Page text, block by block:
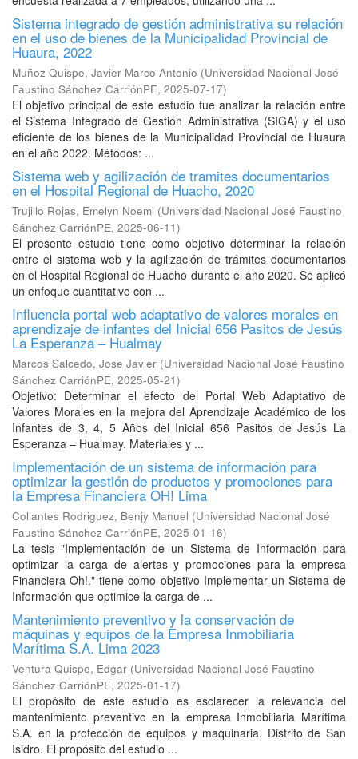
Sistema integrado de gestión administrativa su relación
en el uso de bienes de la Municipalidad Provincial de
Huaura, 2022
Muñoz Quispe, Javier Marco Antonio (Universidad Nacional José
Faustino Sánchez CarriónPE, 2025-07-17)
El objetivo principal de este estudio fue analizar la relación entre
el Sistema Integrado de Gestión Administrativa (SIGA) y el uso
eficiente de los bienes de la Municipalidad Provincial de Huaura
en el año 2022. Métodos: ...
Sistema web y agilización de tramites documentarios
en el Hospital Regional de Huacho, 2020
Trujillo Rojas, Emelyn Noemi (Universidad Nacional José Faustino
Sánchez CarriónPE, 2025-06-11)
El presente estudio tiene como objetivo determinar la relación
entre el sistema web y la agilización de trámites documentarios
en el Hospital Regional de Huacho durante el año 2020. Se aplicó
un enfoque cuantitativo con ...
Influencia portal web adaptativo de valores morales en
aprendizaje de infantes del Inicial 656 Pasitos de Jesús
La Esperanza – Hualmay
Marcos Salcedo, Jose Javier (Universidad Nacional José Faustino
Sánchez CarriónPE, 2025-05-21)
Objetivo: Determinar el efecto del Portal Web Adaptativo de
Valores Morales en la mejora del Aprendizaje Académico de los
Infantes de 3, 4, 5 Años del Inicial 656 Pasitos de Jesús La
Esperanza – Hualmay. Materiales y ...
Implementación de un sistema de información para
optimizar la gestión de productos y promociones para
la Empresa Financiera OH! Lima
Collantes Rodriguez, Benjy Manuel (Universidad Nacional José
Faustino Sánchez CarriónPE, 2025-01-16)
La tesis "Implementación de un Sistema de Información para
optimizar la carga de alertas y promociones para la empresa
Financiera Oh!." tiene como objetivo Implementar un Sistema de
Información que optimice la carga de ...
Mantenimiento preventivo y la conservación de
máquinas y equipos de la Empresa Inmobiliaria
Marítima S.A. Lima 2023
Ventura Quispe, Edgar (Universidad Nacional José Faustino
Sánchez CarriónPE, 2025-01-17)
El propósito de este estudio es esclarecer la relevancia del
mantenimiento preventivo en la empresa Inmobiliaria Marítima
S.A. en la protección de equipos y maquinaria. Distrito de San
Isidro. El propósito del estudio ...